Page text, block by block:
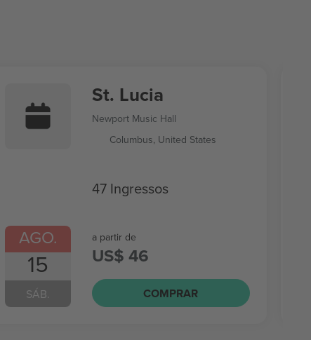
AGO.
15
SÁB.
St. Lucia
Newport Music Hall
Columbus, United States
47 Ingressos
a partir de
US$ 46
COMPRAR